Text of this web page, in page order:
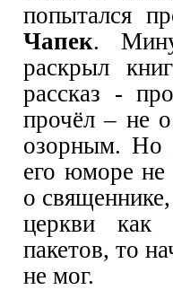
попытался
Чапек.
раскрыл
рассказ -
прочёл – не
озорным. Но
его юморе не
о
церкви как
пакетов, то
не мог.